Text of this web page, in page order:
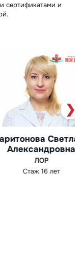
сертификатами и
Мурза
Гинеколог
Стаж 19 лет
❯